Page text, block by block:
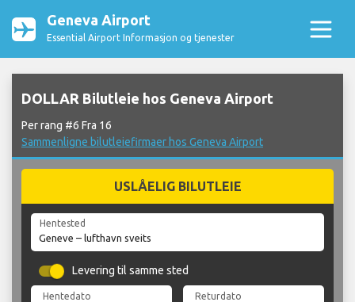
Geneva Airport
Essential Airport Informasjon og tjenester
DOLLAR Bilutleie hos Geneva Airport
Per rang #6 Fra 16
Sammenligne bilutleiefirmaer hos Geneva Airport
USLÅELIG BILUTLEIE
Hentested
Levering til samme sted
Hentedato Returdato